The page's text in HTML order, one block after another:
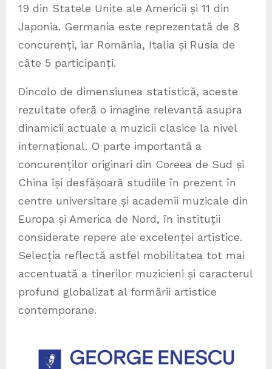
19 din Statele Unite ale Americii și 11 din
Japonia. Germania este reprezentată de 8
concurenți, iar România, Italia și Rusia de
câte 5 participanți.
Dincolo de dimensiunea statistică, aceste
rezultate oferă o imagine relevantă asupra
dinamicii actuale a muzicii clasice la nivel
internațional. O parte importantă a
concurenților originari din Coreea de Sud și
China își desfășoară studiile în prezent în
centre universitare și academii muzicale din
Europa și America de Nord, în instituții
considerate repere ale excelenței artistice.
Selecția reflectă astfel mobilitatea tot mai
accentuată a tinerilor muzicieni și caracterul
profund globalizat al formării artistice
contemporane.